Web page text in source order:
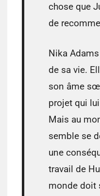
chose que
de
Nika
de sa vie.
son âme
projet qui
Mais au
semble se
une
travail de
monde doit